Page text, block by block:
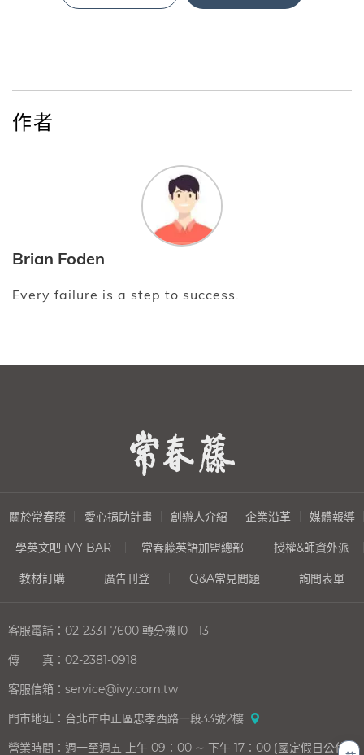
作者
Brian Foden
Every failure is a step to success.
關於常春藤 愛心捐助計畫 創辦人介紹 企業沿革 媒體報導
學英文吧 iVY BAR 常春藤英語加盟總部 授權&師資外派
教材訂購 廣告刊登 Q&A常見問題 詢問表單
客服電話： 02-2331-7600 轉分機10 - 13
傳 真： 02-2381-0918
客服信箱： service@ivy.com.tw
門市地址： 台北市中正區忠孝西路一段33號2樓
營業時間： 週一至週五 上午 09：00 ∼ 下午 17：00 (國定假日公休)